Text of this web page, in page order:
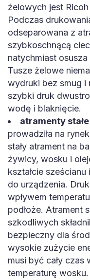
żelowych jest
Podczas
odseparowana z
szybkoschnącą
natychmiast
Tusze żelowe
wydruki bez smug i
szybki druk
wodę i blaknięcie.
atramenty
prowadziła na
stały atrament na
żywicy, wosku i
kształcie
do urządzenia.
wpływem
podłoże. Atrament
szkodliwych
bezpieczny dla
wysokie zużycie
musi być cały czas
temperaturę wosku.